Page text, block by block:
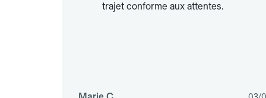
trajet conforme aux attentes.